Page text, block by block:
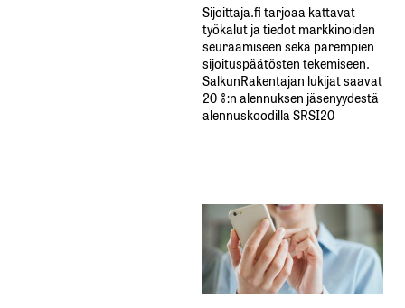
Sijoittaja.fi tarjoaa kattavat
työkalut ja tiedot markkinoiden
seuraamiseen sekä parempien
sijoituspäätösten tekemiseen.
SalkunRakentajan lukijat saavat
20 %:n alennuksen jäsenyydestä
alennuskoodilla SRSI20